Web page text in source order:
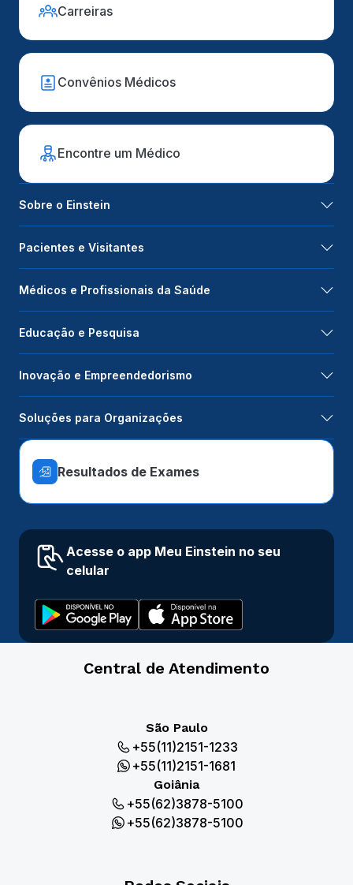
Carreiras
Convênios Médicos
Encontre um Médico
Sobre o Einstein
Pacientes e Visitantes
Médicos e Profissionais da Saúde
Educação e Pesquisa
Inovação e Empreendedorismo
Soluções para Organizações
Resultados de Exames
Acesse o app Meu Einstein no seu
celular
Central de Atendimento
São Paulo
+55(11)2151-1233
+55(11)2151-1681
Goiânia
+55(62)3878-5100
+55(62)3878-5100